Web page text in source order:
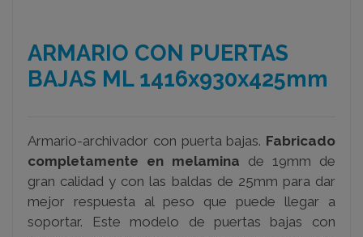
ARMARIO CON PUERTAS
BAJAS ML 1416x930x425mm
Armario-archivador con puerta bajas. Fabricado
completamente en melamina de 19mm de
gran calidad y con las baldas de 25mm para dar
mejor respuesta al peso que puede llegar a
soportar. Este modelo de puertas bajas con